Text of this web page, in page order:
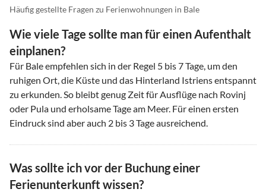
Häufig gestellte Fragen zu Ferienwohnungen in Bale
Wie viele Tage sollte man für einen Aufenthalt
einplanen?
Für Bale empfehlen sich in der Regel 5 bis 7 Tage, um den
ruhigen Ort, die Küste und das Hinterland Istriens entspannt
zu erkunden. So bleibt genug Zeit für Ausflüge nach Rovinj
oder Pula und erholsame Tage am Meer. Für einen ersten
Eindruck sind aber auch 2 bis 3 Tage ausreichend.
Was sollte ich vor der Buchung einer
Ferienunterkunft wissen?